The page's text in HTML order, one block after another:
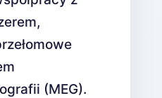
(MEG).